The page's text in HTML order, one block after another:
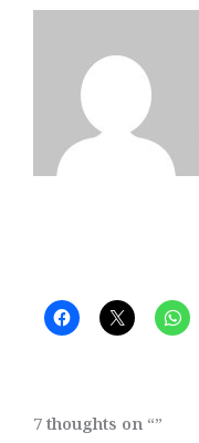
7 thoughts on “”